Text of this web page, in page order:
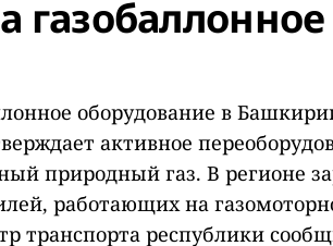
оборудование в
активное
природный газ. В регионе
работающих на
транспорта республики